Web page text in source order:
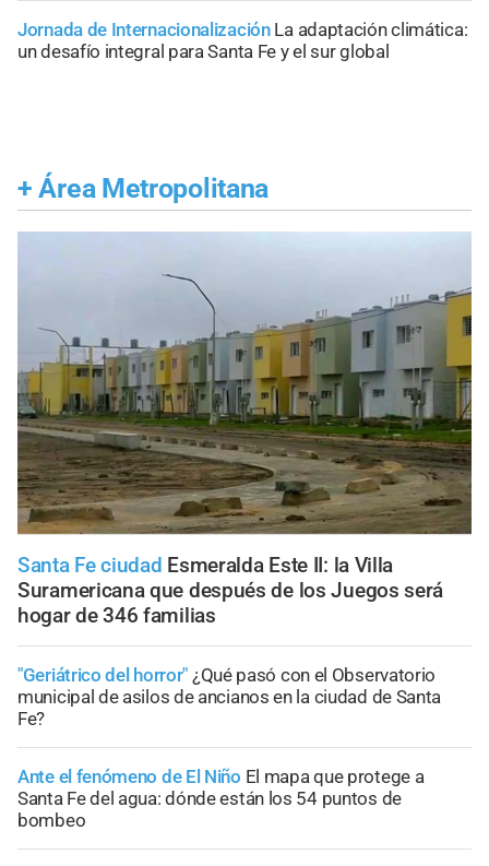
Jornada de Internacionalización La adaptación climática:
un desafío integral para Santa Fe y el sur global
+ Área Metropolitana
Santa Fe ciudad Esmeralda Este II: la Villa
Suramericana que después de los Juegos será
hogar de 346 familias
"Geriátrico del horror" ¿Qué pasó con el Observatorio
municipal de asilos de ancianos en la ciudad de Santa
Fe?
Ante el fenómeno de El Niño El mapa que protege a
Santa Fe del agua: dónde están los 54 puntos de
bombeo